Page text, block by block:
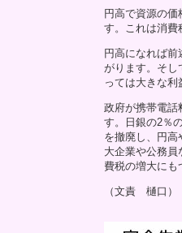
円高で資源の
す。これは消費
円高になれば
がります。そし
っては大きな
政府が携帯電話
す。日銀の2％
を撤廃し、円高
大企業や公務
費税の増大にも
（文責 樋口）